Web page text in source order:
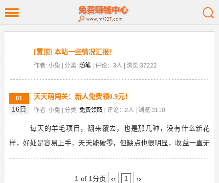
[置顶] 本站一些情况汇报！
作者: 小兔 | 分类: 随笔 | 评论：3人 | 浏览:37222
01
16日
天天萌闯关：新人免费领0.9元！
作者: 小兔 | 分类: 免费领取 | 评论：2人 | 浏览:3110
每天的羊毛项目，翻来覆去，也是那几种，没有什么新花
样，好处是容易上手，天天能破零，但缺点也很明显，收益一直无
法提升。就像今天要推荐的平台“天天萌闯关”一样，好歹...
1 of 1分页: ‹‹ 1 ››